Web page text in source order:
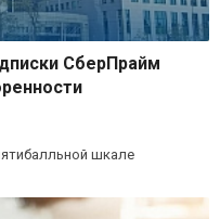
СберПрайм
шкале